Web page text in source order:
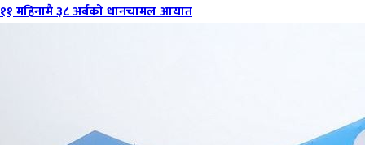
११ महिनामै ३८ अर्बको धानचामल आयात